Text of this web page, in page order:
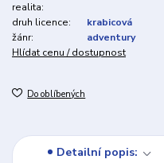
realita:
druh licence:
krabicová
žánr:
adventury
Hlídat cenu / dostupnost
Do oblíbených
Detailní popis: